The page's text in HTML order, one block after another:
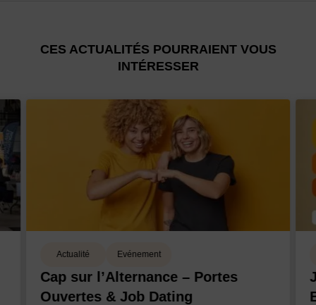
CES ACTUALITÉS POURRAIENT VOUS
INTÉRESSER
Actualité Evénement
Cap sur l’Alternance – Portes
Ouvertes & Job Dating